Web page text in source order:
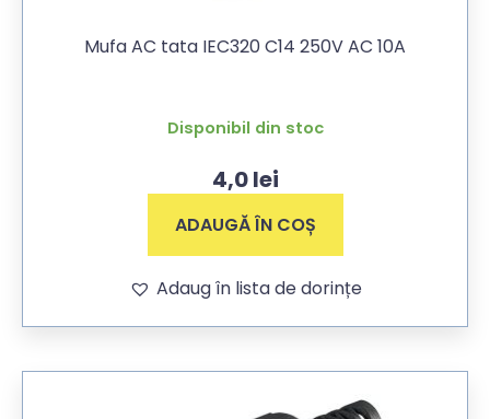
Mufa AC tata IEC320 C14 250V AC 10A
Disponibil din stoc
4,0lei
ADAUGĂ ÎN COȘ
Adaug în lista de dorințe